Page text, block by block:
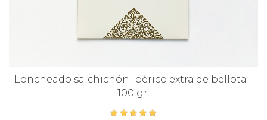
Loncheado salchichón ibérico extra de bellota -
100 gr.